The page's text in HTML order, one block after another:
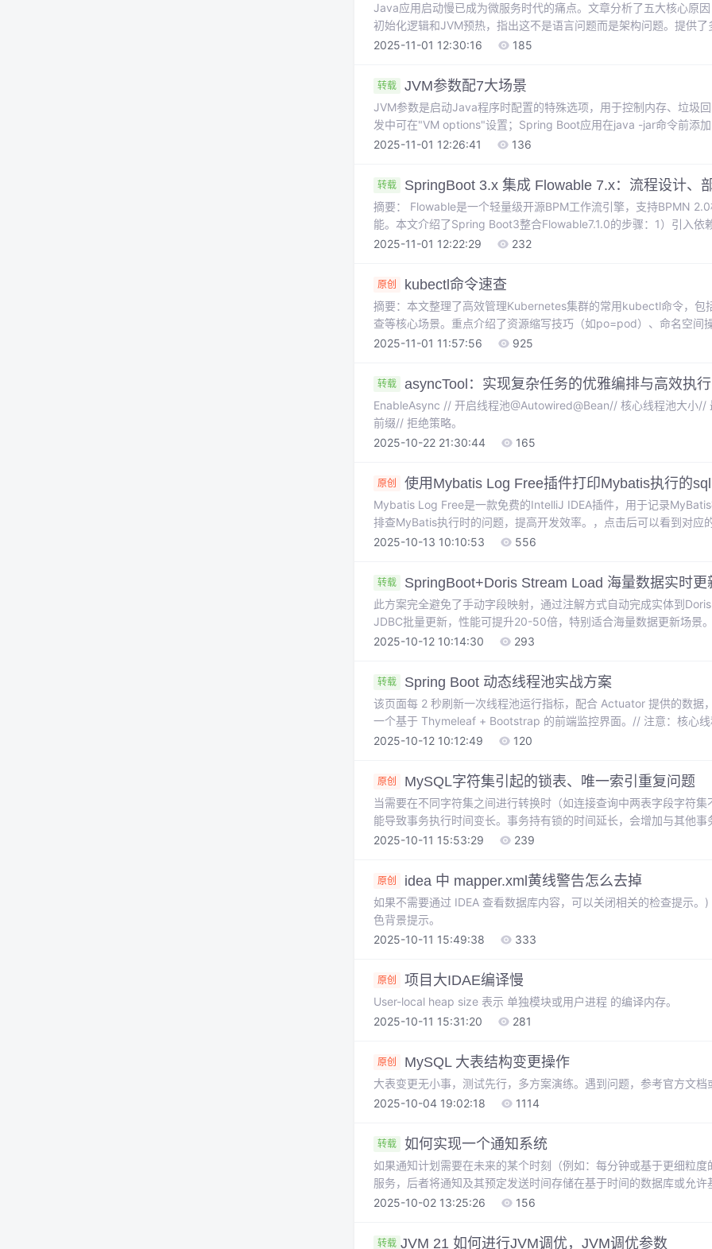
Java应用启动慢已成为微服务时代的痛点。文章分析了五大核心原
初始化逻辑和JVM预热，指出这不是语言问题而是架构问题。提供
配置优化（禁用自动配置、精确组件扫描）、懒加载策略选择（冷
诊断，强调启动优化需要系统性的方法论。
2025-11-01 12:30:16 185
转载 JVM参数配7大场景
JVM参数是启动Java程序时配置的特殊选项，用于控制内存、垃圾
发中可在"VM options"设置；Spring Boot应用在java -jar命令前添
过环境变量或Dockerfile配置；Kubernetes在YAML文件中定义；系
2025-11-01 12:26:41 136
转载 SpringBoot 3.x 集成 Flowable 7.x：流程设计、
摘要： Flowable是一个轻量级开源BPM工作流引擎，支持BPMN
能。本文介绍了Spring Boot3整合Flowable7.1.0的步骤：1）引入
3）使用官方设计器创建包含用户任务和结束事件的流程图；4）部
行的开发链路。
2025-11-01 12:22:29 232
原创 kubectl命令速查
摘要：本文整理了高效管理Kubernetes集群的常用kubectl命令，包
查等核心场景。重点介绍了资源缩写技巧（如po=pod）、命名空间
能，并提供了10个最常用的基础命令。文章还详细分类了资源查看
2025-11-01 11:57:56 925
转载 asyncTool：实现复杂任务的优雅编排与高效执行
EnableAsync // 开启线程池@Autowired@Bean// 核心线程池大小
前缀// 拒绝策略。
2025-10-22 21:30:44
165
原创 使用Mybatis Log Free插件打印Mybatis执行的sql
Mybatis Log Free是一款免费的IntelliJ IDEA插件，用于记录
排查MyBatis执行时的问题，提高开发效率。，点击后可以看到对应
2025-10-13 10:10:53
556
转载 SpringBoot+Doris Stream Load 海量数据实时更
此方案完全避免了手动字段映射，通过注解方式自动完成实体到
JDBC批量更新，性能可提升20-50倍，特别适合海量数据更新场景
注解自动完成实体到Doris字段的映射。接口响应类LoadResponse。
2025-10-12 10:14:30 293
转载 Spring Boot 动态线程池实战方案
该页面每 2 秒刷新一次线程池运行指标，配合 Actuator 提供的数据
一个基于 Thymeleaf + Bootstrap 的前端监控界面。// 注意：核心
端点中扩展。前端监控界面示例（Thymeleaf + Bootstrap）如何
2025-10-12 10:12:49 120
原创 MySQL字符集引起的锁表、唯一索引重复问题
当需要在不同字符集之间进行转换时（如连接查询中两表字段字符
能导致事务执行时间变长。事务持有锁的时间延长，会增加与其他
级。传入的参数字符集与字段字符集不一致（如参数是 latin1，字
2025-10-11 15:53:29 239
原创 idea 中 mapper.xml黄线警告怎么去掉
如果不需要通过 IDEA 查看数据库内容，可以关闭相关的检查提示
色背景提示。
2025-10-11 15:49:38
333
原创 项目大IDAE编译慢
User-local heap size 表示 单独模块或用户进程 的编译内存。
2025-10-11 15:31:20
281
原创 MySQL 大表结构变更操作
大表变更无小事，测试先行，多方案演练。遇到问题，参考官方文档
2025-10-04 19:02:18
1114
转载 如何实现一个通知系统
如果通知计划需要在未来的某个时刻（例如：每分钟或基于更细粒
服务，后者将通知及其预定发送时间存储在基于时间的数据库或允
工作中，我们经常会用到通知系统，比如，用户完成在线购买后，
如果通知需要通过电子邮件、短信和推送发送，通知服务将生成三
2025-10-02 13:25:26 156
转载 ​JVM 21 如何进行JVM调优，JVM调优参数